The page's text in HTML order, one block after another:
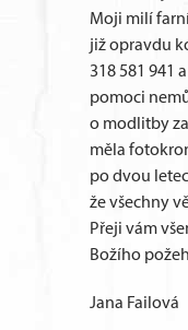
Moji milí
již opravdu
318 581 941
pomoci
o modlitby
měla
po dvou
že všechny
Přeji vám
Božího
Jana Failová